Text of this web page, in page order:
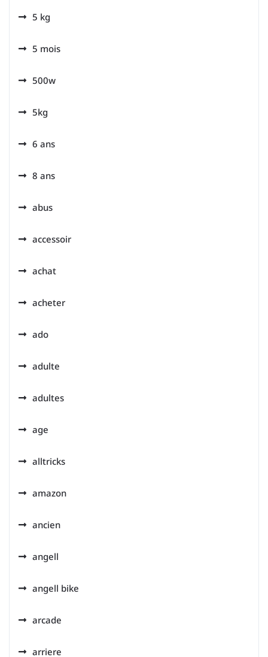
5 kg
5 mois
500w
5kg
6 ans
8 ans
abus
accessoir
achat
acheter
ado
adulte
adultes
age
alltricks
amazon
ancien
angell
angell bike
arcade
arriere